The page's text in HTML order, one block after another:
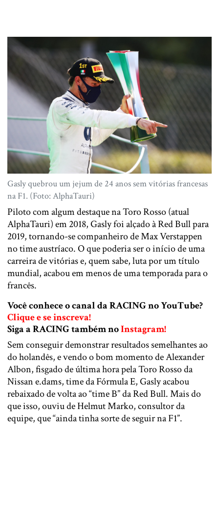
Gasly quebrou um jejum de 24 anos sem vitórias francesas
na F1. (Foto: AlphaTauri)
Piloto com algum destaque na Toro Rosso (atual
AlphaTauri) em 2018, Gasly foi alçado à Red Bull para
2019, tornando-se companheiro de Max Verstappen
no time austríaco. O que poderia ser o início de uma
carreira de vitórias e, quem sabe, luta por um título
mundial, acabou em menos de uma temporada para o
francês.
Você conhece o canal da RACING no YouTube?
Clique e se inscreva!
Siga a RACING também noInstagram!
Sem conseguir demonstrar resultados semelhantes ao
do holandês, e vendo o bom momento de Alexander
Albon, fisgado de última hora pela Toro Rosso da
Nissan e.dams, time da Fórmula E, Gasly acabou
rebaixado de volta ao “time B” da Red Bull. Mais do
que isso, ouviu de Helmut Marko, consultor da
equipe, que “ainda tinha sorte de seguir na F1”.